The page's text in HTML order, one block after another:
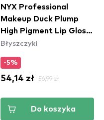
NYX Professional
Makeup Duck Plump
High Pigment Lip Gloss
- Pick Me Pink (DPLL11)
Błyszczyki
-5%
54,14 zł 56,99 zł
Do koszyka